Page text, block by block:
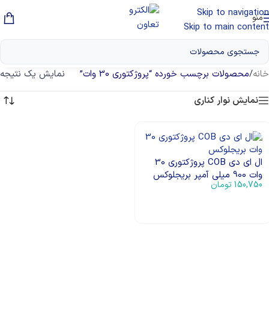
Skip to navigation
Skip to main content
منو
خانه/محصولات برچسب خورده “پروژکتوری 30 وات”
نمایش یک نتیجه
نمایش نوار کناری
ال ای دی COB پروژکتوری 30
وات 900 میلی آمپر بریجلوکس
150,750تومان